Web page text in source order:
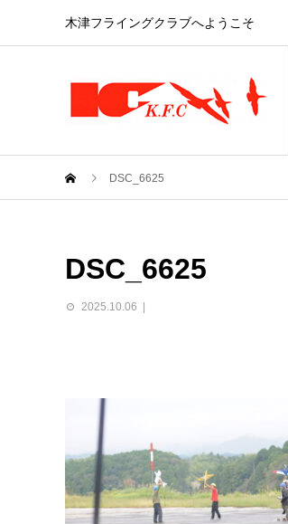
木津フライングクラブへようこそ
DSC_6625
DSC_6625
2025.10.06